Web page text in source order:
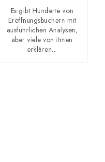
Es gibt Hunderte von
Eröffnungsbüchern mit
ausführlichen Analysen,
aber viele von ihnen
erklären...